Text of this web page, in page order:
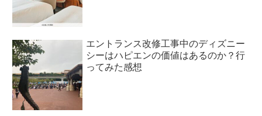
エントランス改修工事中のディズニー
シーはハピエンの価値はあるのか？行
ってみた感想